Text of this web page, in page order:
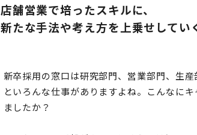
店舗営業で培ったスキルに、
新たな手法や考え方を上乗せしてい
新卒採用の窓口は研究部門、営業部門、生
といろんな仕事がありますよね。こんなに
ましたか？